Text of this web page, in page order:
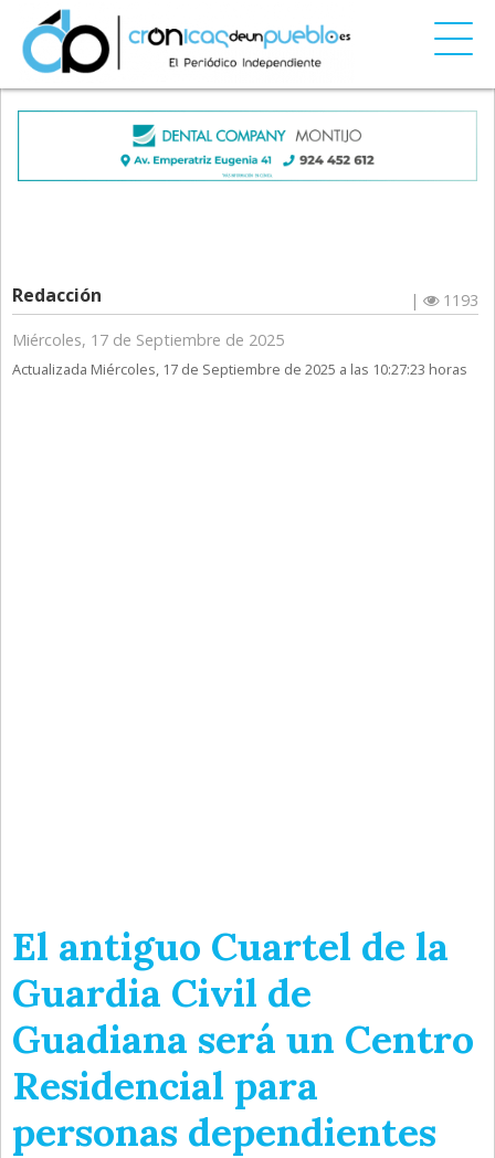
Redacción |
1193
Miércoles, 17 de Septiembre de 2025
Actualizada Miércoles, 17 de Septiembre de 2025 a las 10:27:23 horas
El antiguo Cuartel de la
Guardia Civil de
Guadiana será un Centro
Residencial para
personas dependientes